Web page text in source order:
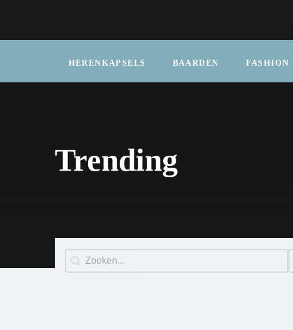
HERENKAPSELS BAARDEN FASHION
Trending
Search